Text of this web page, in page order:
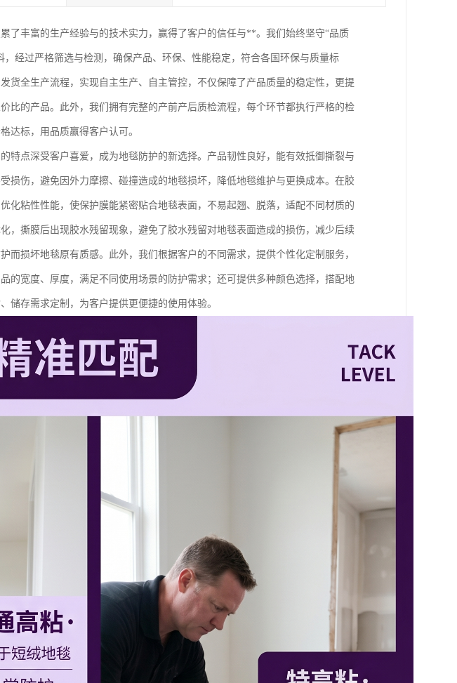
了丰富的生产经验与的技术实力，赢得了客户的信任与**。我们始终坚守“品质
经过严格筛选与检测，确保产品、环保、性能稳定，符合各国环保与质量标
货全生产流程，实现自主生产、自主管控，不仅保障了产品质量的稳定性，更提
比的产品。此外，我们拥有完整的产前产后质检流程，每个环节都执行严格的检
达标，用品质赢得客户认可。
特点深受客户喜爱，成为地毯防护的新选择。产品韧性良好，能有效抵御撕裂与
损伤，避免因外力摩擦、碰撞造成的地毯损坏，降低地毯维护与更换成本。在胶
化粘性性能，使保护膜能紧密贴合地毯表面，不易起翘、脱落，适配不同材质的
，撕膜后出现胶水残留现象，避免了胶水残留对地毯表面造成的损伤，减少后续
而损坏地毯原有质感。此外，我们根据客户的不同需求，提供个性化定制服务，
的宽度、厚度，满足不同使用场景的防护需求；还可提供多种颜色选择，搭配地
储存需求定制，为客户提供更便捷的使用体验。